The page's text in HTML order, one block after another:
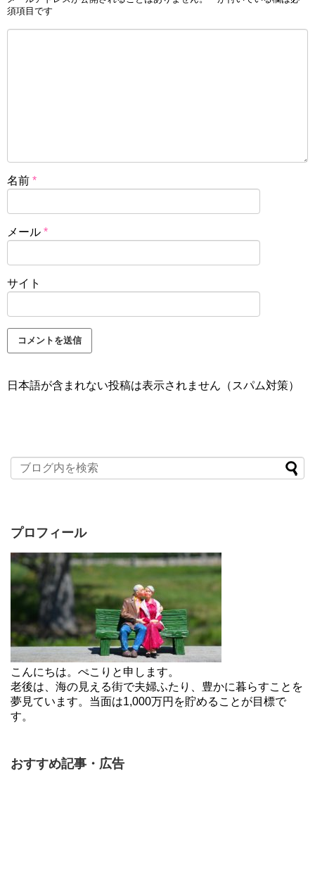
須項目です
名前 *
メール *
サイト
日本語が含まれない投稿は表示されません（スパム対策）
プロフィール
こんにちは。ぺこりと申します。
老後は、海の見える街で夫婦ふたり、豊かに暮らすことを
夢見ています。当面は1,000万円を貯めることが目標で
す。
おすすめ記事・広告